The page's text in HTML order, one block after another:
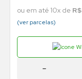
ou em até 10x de R$
(ver parcelas)
－